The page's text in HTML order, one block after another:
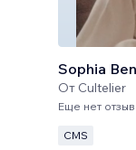
Sophia
От Cultelier
Еще нет
CMS